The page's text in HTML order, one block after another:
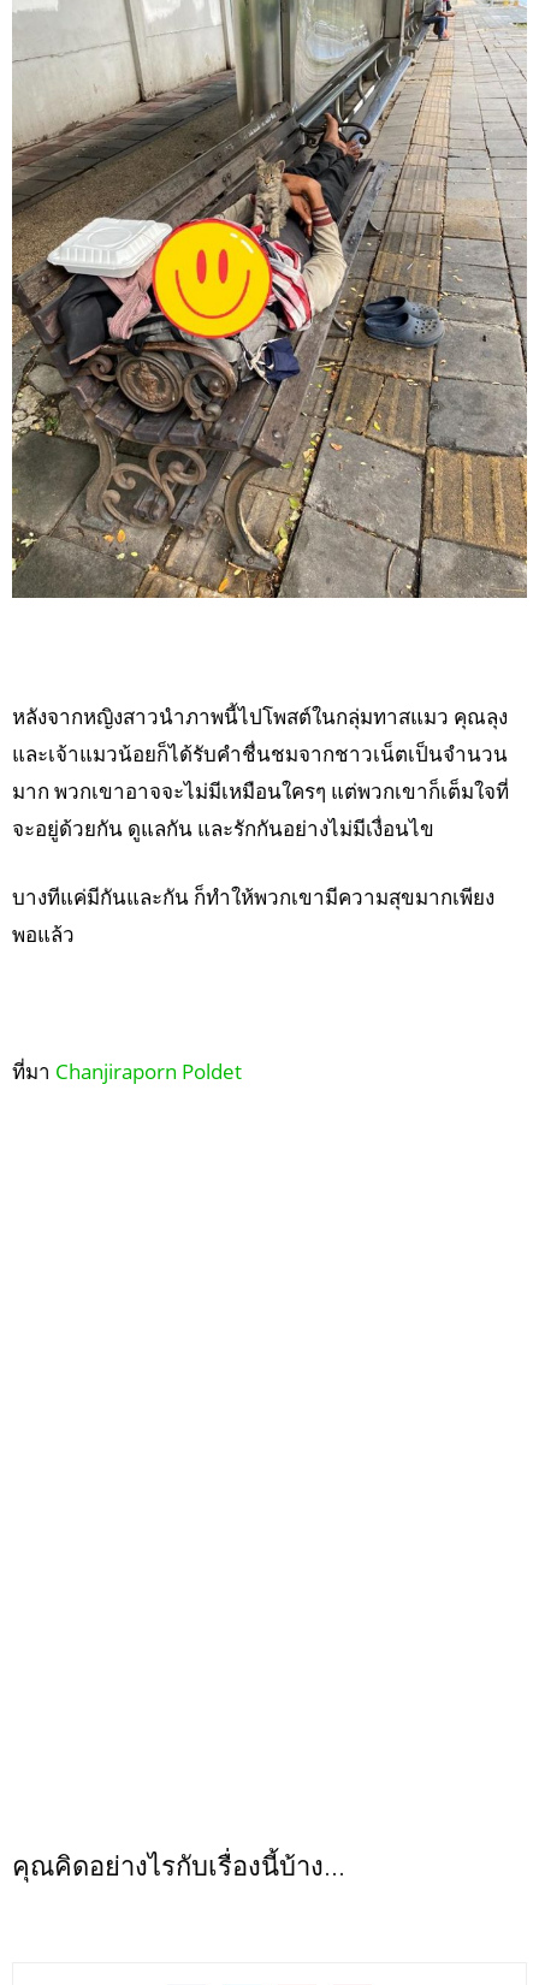
หลังจากหญิงสาวนำภาพนี้ไปโพสต์ในกลุ่มทาสแมว คุณลุง
และเจ้าแมวน้อยก็ได้รับคำชื่นชมจากชาวเน็ตเป็นจำนวน
มาก พวกเขาอาจจะไม่มีเหมือนใครๆ แต่พวกเขาก็เต็มใจที่
จะอยู่ด้วยกัน ดูแลกัน และรักกันอย่างไม่มีเงื่อนไข
บางทีแค่มีกันและกัน ก็ทำให้พวกเขามีความสุขมากเพียง
พอแล้ว
ที่มา Chanjiraporn Poldet
คุณคิดอย่างไรกับเรื่องนี้บ้าง...